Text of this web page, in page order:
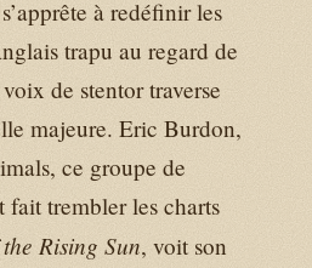
à redéfinir les
trapu au regard de
de stentor traverse
majeure. Eric Burdon,
ce groupe de
fait trembler les charts
Rising Sun, voit son